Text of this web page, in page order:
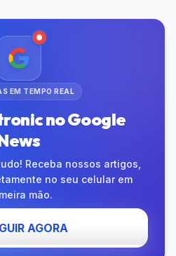
EM TEMPO REAL
no Google
Receba nossos artigos,
no seu celular em
mão.
AGORA